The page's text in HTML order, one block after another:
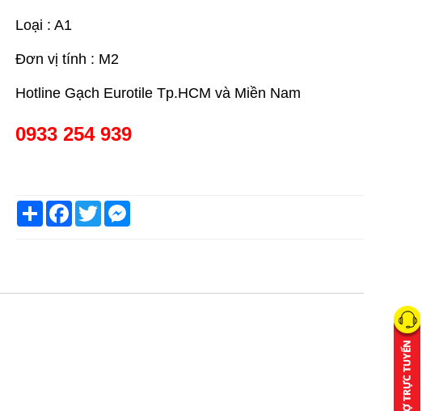
Loại : A1
Đơn vị tính : M2
Hotline Gạch Eurotile Tp.HCM và Miền Nam
0933 254 939
ShareFacebook
TwitterMessenger